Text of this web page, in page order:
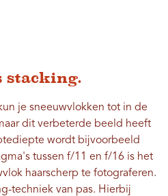
stacking.
je sneeuwvlokken tot in de
dit verbeterde beeld heeft
wordt bijvoorbeeld
tussen f/11 en f/16 is het
haarscherp te fotograferen.
techniek van pas. Hierbij